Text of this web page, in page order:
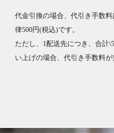
代金引換の場合、代引き手数
律500円(税込)です。
ただし、1配送先につき、合計
い上げの場合、代引き手数料が